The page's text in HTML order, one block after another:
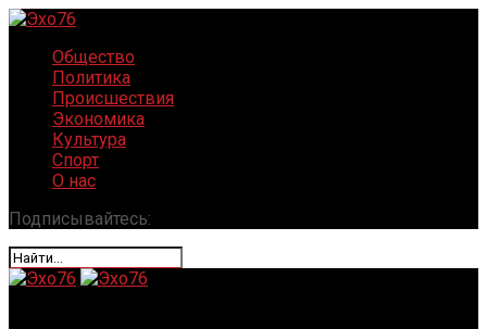
Общество
Политика
Происшествия
Экономика
Культура
Спорт
О нас
Подписывайтесь: